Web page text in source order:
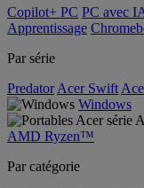
Copilot+ PC PC avec
Apprentissage
Par série
Predator Acer Swift
Windows
AMD Ryzen™
Par catégorie